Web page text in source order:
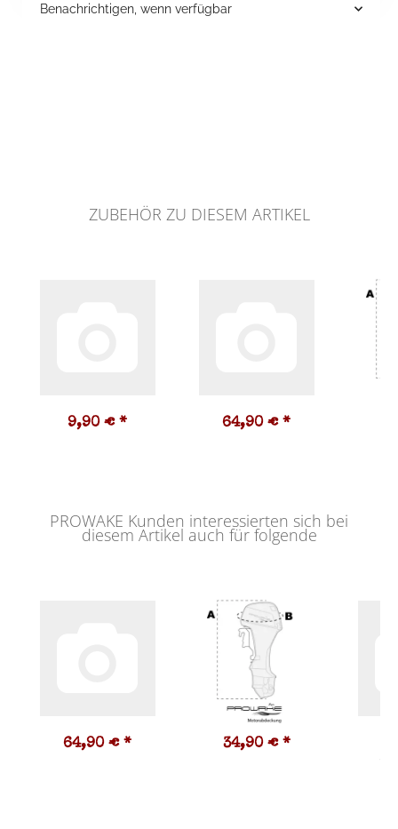
Benachrichtigen, wenn verfügbar
ZUBEHÖR ZU DIESEM ARTIKEL
9,90 € * 64,90 € *
PROWAKE Kunden interessierten sich bei
diesem Artikel auch für folgende
64,90 € * 34,90 € *